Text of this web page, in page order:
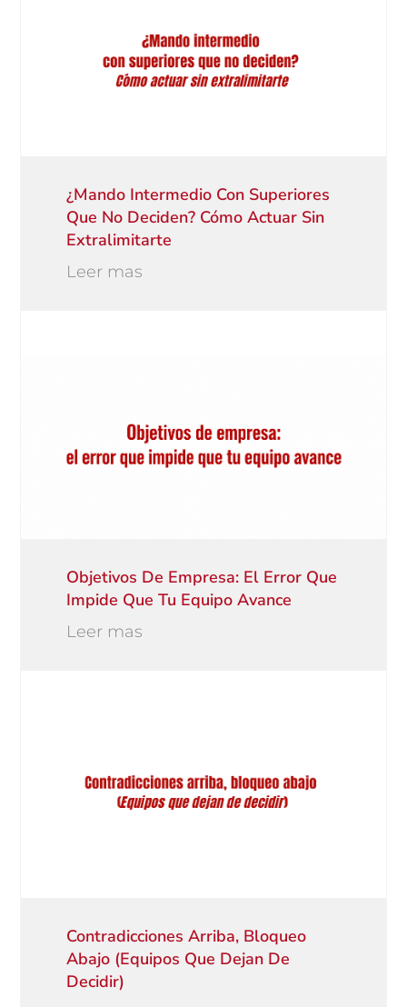
¿Mando Intermedio Con Superiores
Que No Deciden? Cómo Actuar Sin
Extralimitarte
Leer mas
Objetivos De Empresa: El Error Que
Impide Que Tu Equipo Avance
Leer mas
Contradicciones Arriba, Bloqueo
Abajo (equipos Que Dejan De
Decidir)